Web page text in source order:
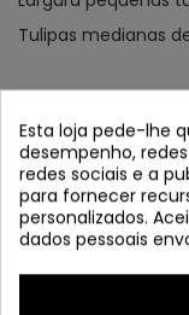
Tulipas medianas
Esta loja pede-lhe
desempenho,
redes sociais e a
para fornecer
personalizados.
dados pessoais